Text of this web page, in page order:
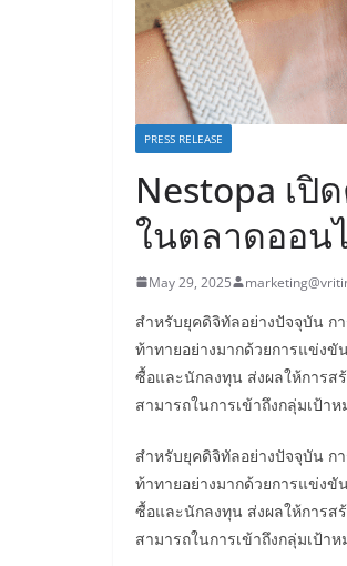
PRESS RELEASE
Nestopa เปิ
ในตลาดออน
May 29, 2025
สำหรับยุคดิจิทัลอย่างปัจจุบัน ก
ท้าทายอย่างมากด้วยการแข่ง
ซื้อและนักลงทุน ส่งผลให้การส
สามารถในการเข้าถึงกลุ่มเป้า
สำหรับยุคดิจิทัลอย่างปัจจุบัน ก
ท้าทายอย่างมากด้วยการแข่ง
ซื้อและนักลงทุน ส่งผลให้การส
สามารถในการเข้าถึงกลุ่มเป้า